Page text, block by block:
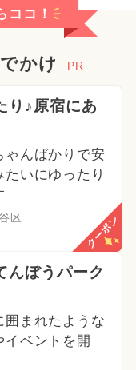
ココ！
かけ PR
り♪原宿にあ
ゃんばかりで安
いにゆったり
区 クーポン
んぼうパーク
囲まれたような
イベントを開